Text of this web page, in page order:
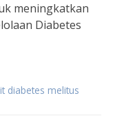
meningkatkan
Diabetes
diabetes melitus